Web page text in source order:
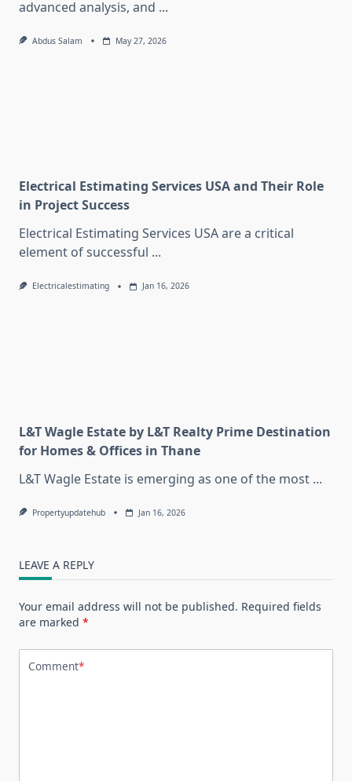
advanced analysis, and ...
Abdus Salam May 27, 2026
Electrical Estimating Services USA and Their Role
in Project Success
Electrical Estimating Services USA are a critical
element of successful ...
Electricalestimating Jan 16, 2026
L&T Wagle Estate by L&T Realty Prime Destination
for Homes & Offices in Thane
L&T Wagle Estate is emerging as one of the most ...
Propertyupdatehub Jan 16, 2026
LEAVE A REPLY
Your email address will not be published. Required fields
are marked *
Comment*